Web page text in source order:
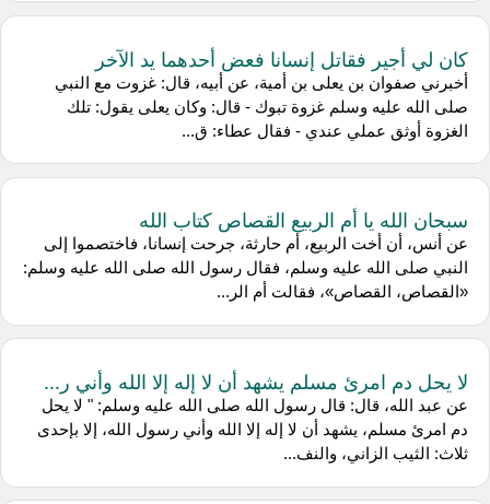
كان لي أجير فقاتل إنسانا فعض أحدهما يد الآخر
أخبرني صفوان بن يعلى بن أمية، عن أبيه، قال: غزوت مع النبي
صلى الله عليه وسلم غزوة تبوك - قال: وكان يعلى يقول: تلك
الغزوة أوثق عملي عندي - فقال عطاء: ق...
سبحان الله يا أم الربيع القصاص كتاب الله
عن أنس، أن أخت الربيع، أم حارثة، جرحت إنسانا، فاختصموا إلى
النبي صلى الله عليه وسلم، فقال رسول الله صلى الله عليه وسلم:
«القصاص، القصاص»، فقالت أم الر...
لا يحل دم امرئ مسلم يشهد أن لا إله إلا الله وأني ر...
عن عبد الله، قال: قال رسول الله صلى الله عليه وسلم: " لا يحل
دم امرئ مسلم، يشهد أن لا إله إلا الله وأني رسول الله، إلا بإحدى
ثلاث: الثيب الزاني، والنف...